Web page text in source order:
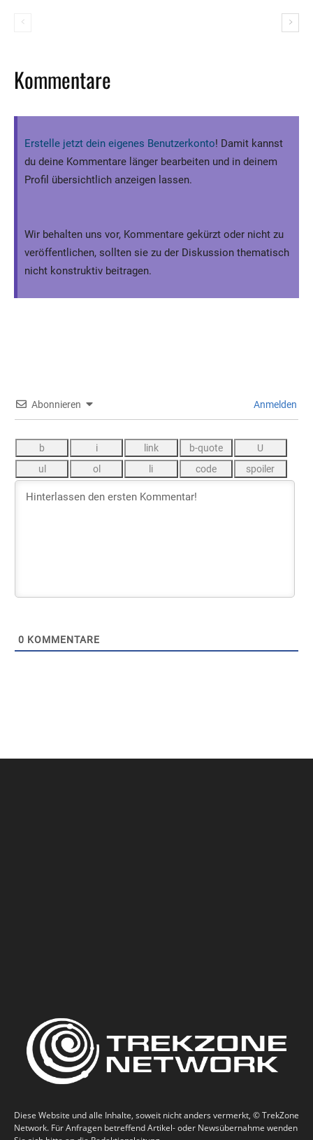
Kommentare
Erstelle jetzt dein eigenes Benutzerkonto! Damit kannst
du deine Kommentare länger bearbeiten und in deinem
Profil übersichtlich anzeigen lassen.
Wir behalten uns vor, Kommentare gekürzt oder nicht zu
veröffentlichen, sollten sie zu der Diskussion thematisch
nicht konstruktiv beitragen.
Abonnieren Anmelden
0 KOMMENTARE
Diese Website und alle Inhalte, soweit nicht anders vermerkt, © TrekZone
Network. Für Anfragen betreffend Artikel- oder Newsübernahme wenden